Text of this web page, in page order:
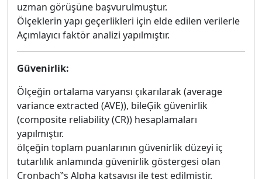
uzman görüşüne başvurulmuştur.
Ölçeklerin yapı geçerlikleri için elde edilen verilerle
Açımlayıcı faktör analizi yapılmıştır.
Güvenirlik:
Ölçeğin ortalama varyansı çıkarılarak (average
variance extracted (AVE)), bileĢik güvenirlik
(composite reliability (CR)) hesaplamaları
yapılmıştır.
ölçeğin toplam puanlarının güvenirlik düzeyi iç
tutarlılık anlamında güvenirlik göstergesi olan
Cronbach‟s Alpha katsayısı ile test edilmiştir.